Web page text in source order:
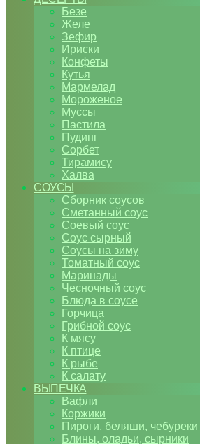
Безе
Желе
Зефир
Ириски
Конфеты
Кутья
Мармелад
Мороженое
Муссы
Пастила
Пудинг
Сорбет
Тирамису
Халва
СОУСЫ
Сборник соусов
Сметанный соус
Соевый соус
Соус сырный
Соусы на зиму
Томатный соус
Маринады
Чесночный соус
Блюда в соусе
Горчица
Грибной соус
К мясу
К птице
К рыбе
К салату
ВЫПЕЧКА
Вафли
Коржики
Пироги, беляши, чебуреки
Блины, оладьи, сырники